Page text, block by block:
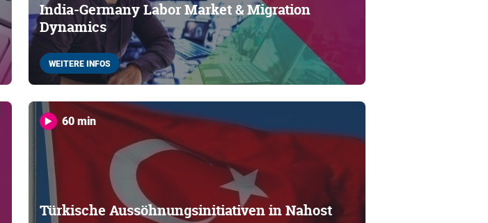
India-Germany Labor Market & Migration
Dynamics
WEITERE INFOS
60 min
Türkische Aussöhnungsinitiativen in Nahost